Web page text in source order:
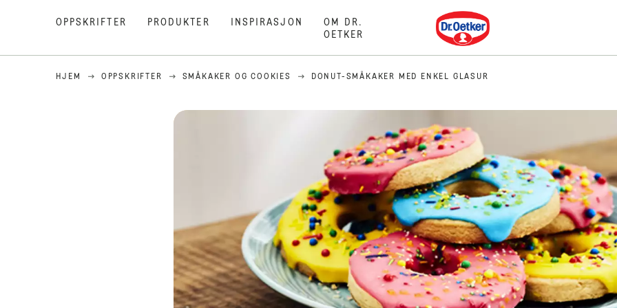
OPPSKRIFTER PRODUKTER INSPIRASJON
OM DR.
OETKER
Dr. Oetker
HJEM OPPSKRIFTER SMÅKAKER OG COOKIES DONUT-SMÅKAKER MED ENKEL GLASUR